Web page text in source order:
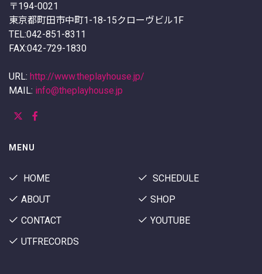
〒194-0021
東京都町田市中町1-18-15クローヴビル1F
TEL:042-851-8311
FAX:042-729-1830
URL: http://www.theplayhouse.jp/
MAIL: info@theplayhouse.jp
MENU
HOME
SCHEDULE
ABOUT
SHOP
CONTACT
YOUTUBE
UTFRECORDS